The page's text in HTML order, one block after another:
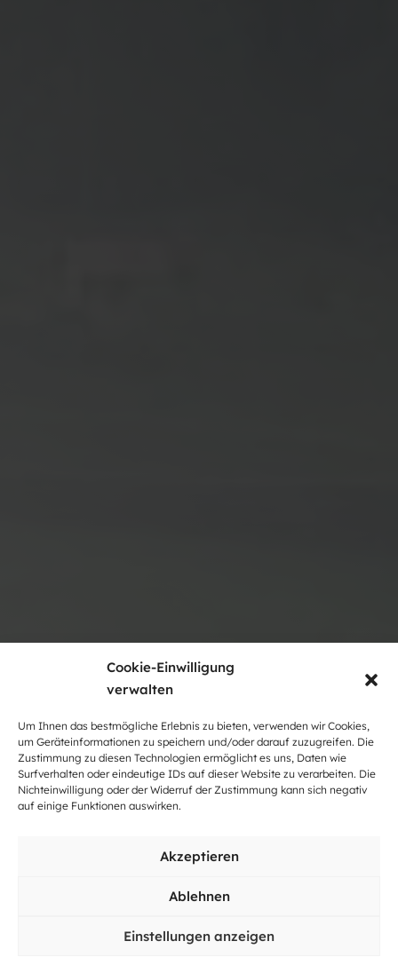
Cookie-Einwilligung
verwalten
Um Ihnen das bestmögliche Erlebnis zu bieten, verwenden wir Cookies,
um Geräteinformationen zu speichern und/oder darauf zuzugreifen. Die
Zustimmung zu diesen Technologien ermöglicht es uns, Daten wie
Surfverhalten oder eindeutige IDs auf dieser Website zu verarbeiten. Die
Nichteinwilligung oder der Widerruf der Zustimmung kann sich negativ
auf einige Funktionen auswirken.
Akzeptieren
Ablehnen
Einstellungen anzeigen